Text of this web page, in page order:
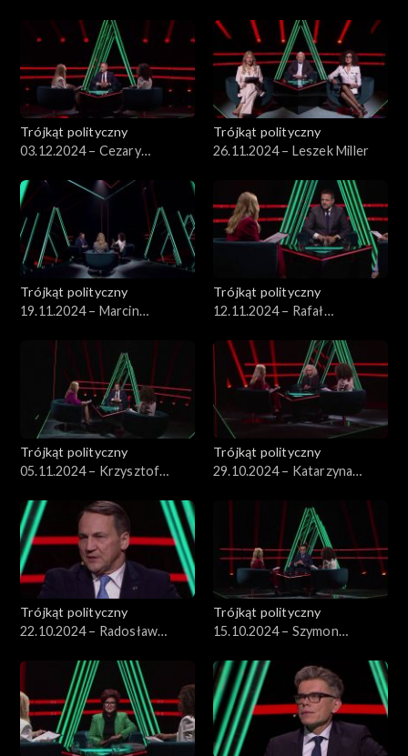
Trójkąt polityczny
03.12.2024 – Cezary
Trójkąt polityczny
26.11.2024 – Leszek Miller
Trójkąt polityczny
19.11.2024 – Marcin
Trójkąt polityczny
12.11.2024 – Rafał
Trójkąt polityczny
05.11.2024 – Krzysztof
Trójkąt polityczny
29.10.2024 – Katarzyna
Trójkąt polityczny
22.10.2024 – Radosław
Trójkąt polityczny
15.10.2024 – Szymon